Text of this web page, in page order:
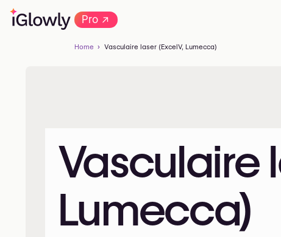
Pro→
Home Vasculaire laser (ExcelV, Lumecca)
Vasculaire
Lumecca)